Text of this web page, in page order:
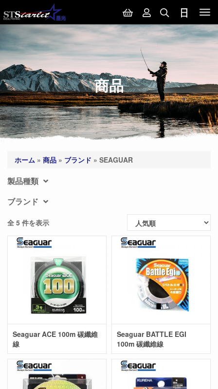
商品
ホーム » 商品 » ブランド » SEAGUAR
製品種類
ブランド
全 5 件を表示
Seaguar ACE 100m 碳纖維
線
Seaguar BATTLE EGI
100m 碳纖維線